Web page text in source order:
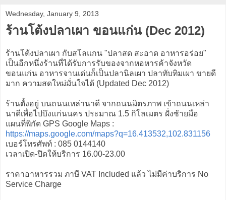
Wednesday, January 9, 2013
ร้านโต้งปลาเผา ขอนแก่น (Dec 2012)
ร้านโต้งปลาเผา กับสโลแกน "ปลาสด สะอาด อาหารอร่อย"
เป็นอีกหนึ่งร้านที่ได้รับการรับของจากหอหารค้าจังหวัด
ขอนแก่น อาหารจานเด่นก็เป็นปลานิลเผา ปลาทับทิมเผา ขายดี
มาก ความสดใหม่มั่นใจได้ (Updated Dec 2012)
ร้านตั้งอยู่ บนถนนเหล่านาดี จากถนนมิตรภาพ เข้าถนนเหล่า
นาดีเพื่อไปบึงแก่นนคร ประมาณ 1.5 กิโลเมตร ฝั่งซ้ายมือ
แผนที่พิกัด GPS Google Maps :
https://maps.google.com/maps?q=16.413532,102.831156
เบอร์โทรศัพท์ : 085 0144140
เวลาเปิด-ปิดให้บริการ 16.00-23.00
ราคาอาหารรวม ภาษี VAT Included แล้ว ไม่มีค่าบริการ No
Service Charge